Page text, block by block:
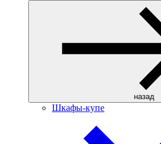
назад
Шкафы-купе